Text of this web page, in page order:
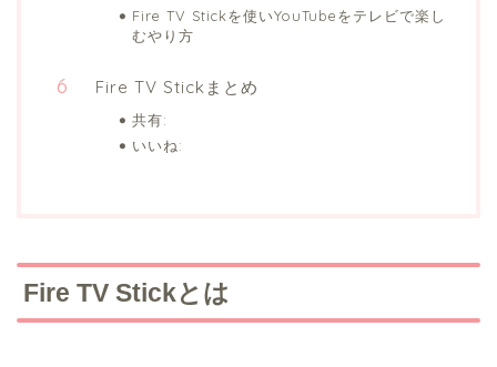
Fire TV Stickを使いYouTubeをテレビで楽し
むやり方
Fire TV Stickまとめ
共有:
いいね:
Fire TV Stickとは